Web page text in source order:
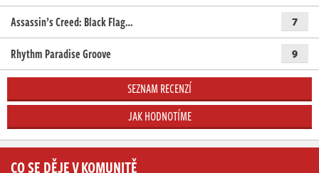
Assassin’s Creed: Black Flag… 7
Rhythm Paradise Groove 9
SEZNAM RECENZÍ
JAK HODNOTÍME
CO SE DĚJE V KOMUNITĚ